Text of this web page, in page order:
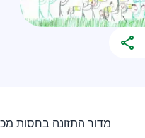
מדור התזונה בחסות